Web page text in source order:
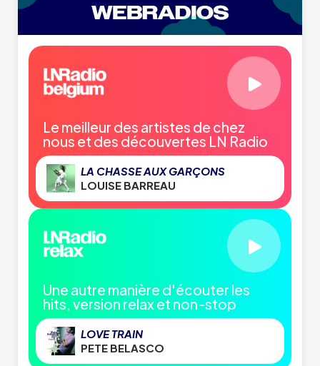
Le meilleur des artistes de chez
nous et des découvertes LN Radio
LA CHASSE AUX GARÇONS
LOUISE BARREAU
Une autre manière d'écouter les
hits, version relax et non-stop
LOVE TRAIN
PETE BELASCO